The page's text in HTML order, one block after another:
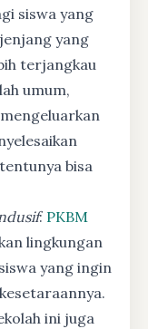
siswa yang
yang
terjangkau
umum,
bisa
: PKBM
lingkungan
yang ingin
ini juga